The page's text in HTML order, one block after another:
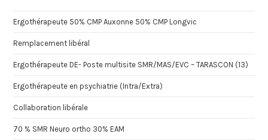
Ergothérapeute 50% CMP Auxonne 50% CMP Longvic
Remplacement libéral
Ergothérapeute DE- Poste multisite SMR/MAS/EVC – TARASCON (13)
Ergothérapeute en psychiatrie (Intra/Extra)
Collaboration libérale
70 % SMR Neuro ortho 30% EAM